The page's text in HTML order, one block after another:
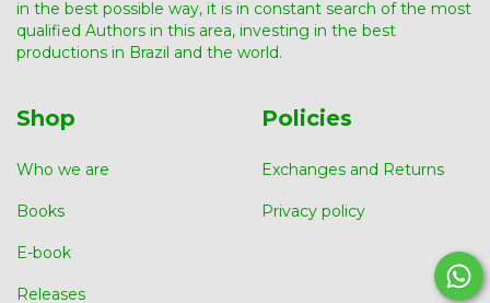
in the best possible way, it is in constant search of the most
qualified Authors in this area, investing in the best
productions in Brazil and the world.
Shop
Who we are
Books
E-book
Releases
Policies
Exchanges and Returns
Privacy policy